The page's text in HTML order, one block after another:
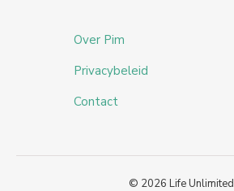
Over Pim
Privacybeleid
Contact
© 2026 Life Unlimited